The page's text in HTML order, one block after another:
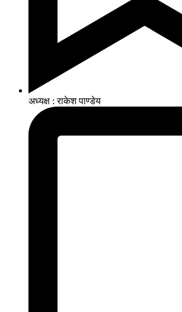
अध्यक्ष : राकेश पाण्डेय